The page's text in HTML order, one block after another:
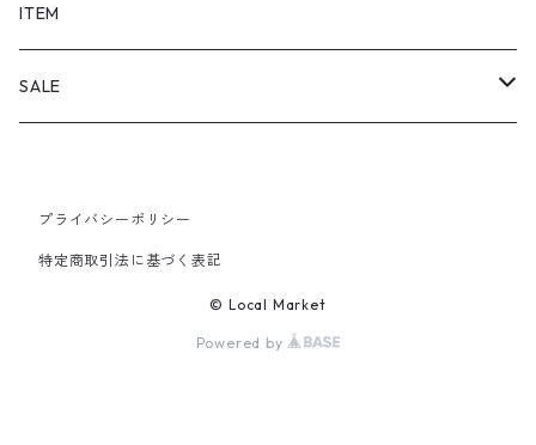
SHORTS
PANTS
ITEM
SALE
PANTS
プライバシーポリシー
特定商取引法に基づく表記
© Local Market
Powered by